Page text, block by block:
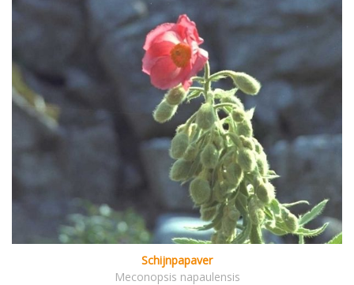
Schijnpapaver
Meconopsis napaulensis